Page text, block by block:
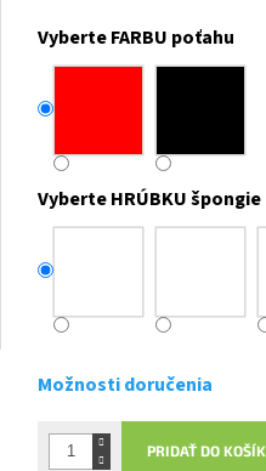
cena:
Vyberte FARBU poťahu
Vyberte HRÚBKU špongie
Možnosti doručenia
PRIDAŤ DO